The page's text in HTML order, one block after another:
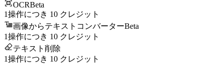
OCRBeta
1操作につき 10 クレジット
画像からテキストコンバーターBeta
1操作につき 10 クレジット
テキスト削除
1操作につき 10 クレジット